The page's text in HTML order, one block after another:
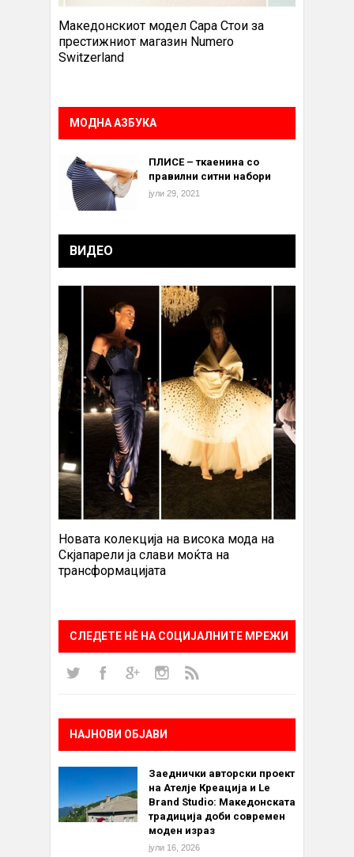
Македонскиот модел Сара Стои за
престижниот магазин Numero
Switzerland
МОДНА АЗБУКА
ПЛИСЕ – ткаенина со
правилни ситни набори
јули 29, 2021
ВИДЕО
Новата колекција на висока мода на
Скјапарели ја слави моќта на
трансформацијата
СЛЕДЕТЕ НÈ НА СОЦИЈАЛНИТЕ МРЕЖИ
НАЈНОВИ ОБЈАВИ
Заеднички авторски проект
на Ателје Креација и Le
Brand Studio: Македонската
традиција доби современ
моден израз
јули 16, 2026